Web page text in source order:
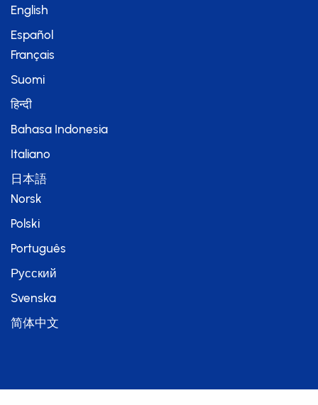
English
Español
Français
Suomi
हिन्दी
Bahasa Indonesia
Italiano
日本語
Norsk
Polski
Português
Русский
Svenska
简体中文